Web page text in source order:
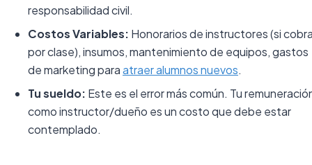
responsabilidad civil.
Costos Variables: Honorarios de instructores (si
por clase), insumos, mantenimiento de equipos, gastos
de marketing paraatraer alumnos nuevos.
Tu sueldo: Este es el error más común. Tu
como instructor/dueño es un costo que debe estar
contemplado.